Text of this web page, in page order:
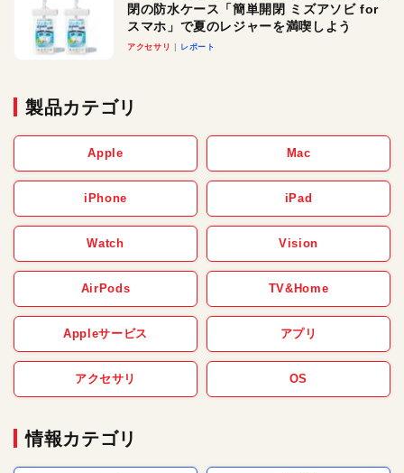
閉の防水ケース「簡単開閉 ミズアソビ for
スマホ」で夏のレジャーを満喫しよう
アクセサリ レポート
製品カテゴリ
Apple Mac
iPhone iPad
Watch Vision
AirPods TV&Home
Appleサービス アプリ
アクセサリ OS
情報カテゴリ